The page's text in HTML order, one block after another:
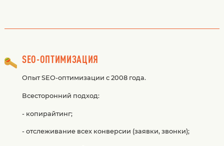
SEO-ОПТИМИЗАЦИЯ
Опыт SEO-оптимизации с 2008 года.
Всесторонний подход:
- копирайтинг;
- отслеживание всех конверсии (заявки, звонки);